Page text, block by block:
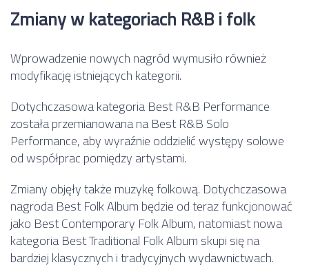
Zmiany w kategoriach R&B i folk
Wprowadzenie nowych nagród wymusiło również
modyfikację istniejących kategorii.
Dotychczasowa kategoria Best R&B Performance
została przemianowana na Best R&B Solo
Performance, aby wyraźnie oddzielić występy solowe
od współprac pomiędzy artystami.
Zmiany objęły także muzykę folkową. Dotychczasowa
nagroda Best Folk Album będzie od teraz funkcjonować
jako Best Contemporary Folk Album, natomiast nowa
kategoria Best Traditional Folk Album skupi się na
bardziej klasycznych i tradycyjnych wydawnictwach.